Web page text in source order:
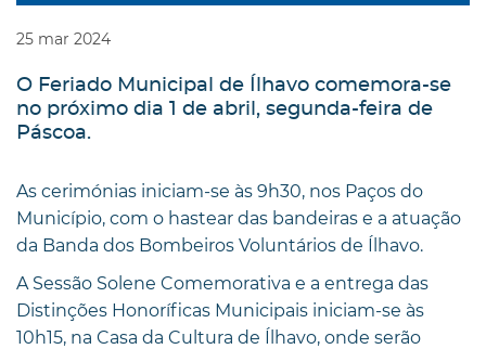
25 mar 2024
O Feriado Municipal de Ílhavo comemora-se
no próximo dia 1 de abril, segunda-feira de
Páscoa.
As cerimónias iniciam-se às 9h30, nos Paços do
Município, com o hastear das bandeiras e a atuação
da Banda dos Bombeiros Voluntários de Ílhavo.
A Sessão Solene Comemorativa e a entrega das
Distinções Honoríficas Municipais iniciam-se às
10h15, na Casa da Cultura de Ílhavo, onde serão